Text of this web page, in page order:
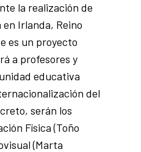
la realización de
Irlanda, Reino
es un proyecto
a profesores y
educativa
del
serán los
Física (Toño
(Marta